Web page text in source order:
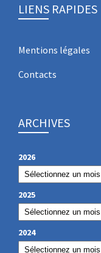
LIENS RAPIDES
Mentions légales
Contacts
ARCHIVES
2026
2025
2024